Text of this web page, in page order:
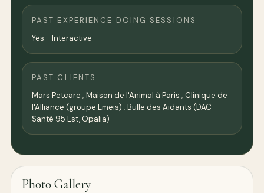
PAST EXPERIENCE DOING SESSIONS
Yes - Interactive
PAST CLIENTS
Mars Petcare ; Maison de l'Animal à Paris ; Clinique de
l'Alliance (groupe Emeis) ; Bulle des Aidants (DAC
Santé 95 Est, Opalia)
Photo Gallery